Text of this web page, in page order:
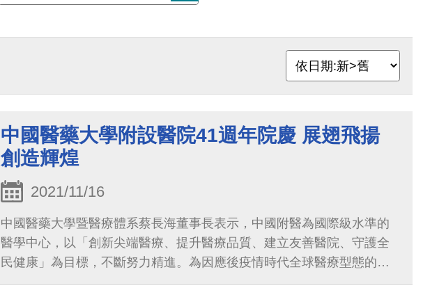
中國醫藥大學附設醫院41週年院慶 展翅飛揚
創造輝煌
2021/11/16
中國醫藥大學暨醫療體系蔡長海董事長表示，中國附醫為國際級水準的
醫學中心，以「創新尖端醫療、提升醫療品質、建立友善醫院、守護全
民健康」為目標，不斷努力精進。為因應後疫情時代全球醫療型態的改
變，將積極結合台灣的醫療及資通訊二大優勢，配合政府的產業政策，